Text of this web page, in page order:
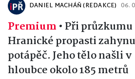
DANIEL MACHÁŇ (REDAKCE) 06.
Premium • Při průzkumu
Hranické propasti
potápěč. Jeho tělo našli v
hloubce okolo 185 metrů